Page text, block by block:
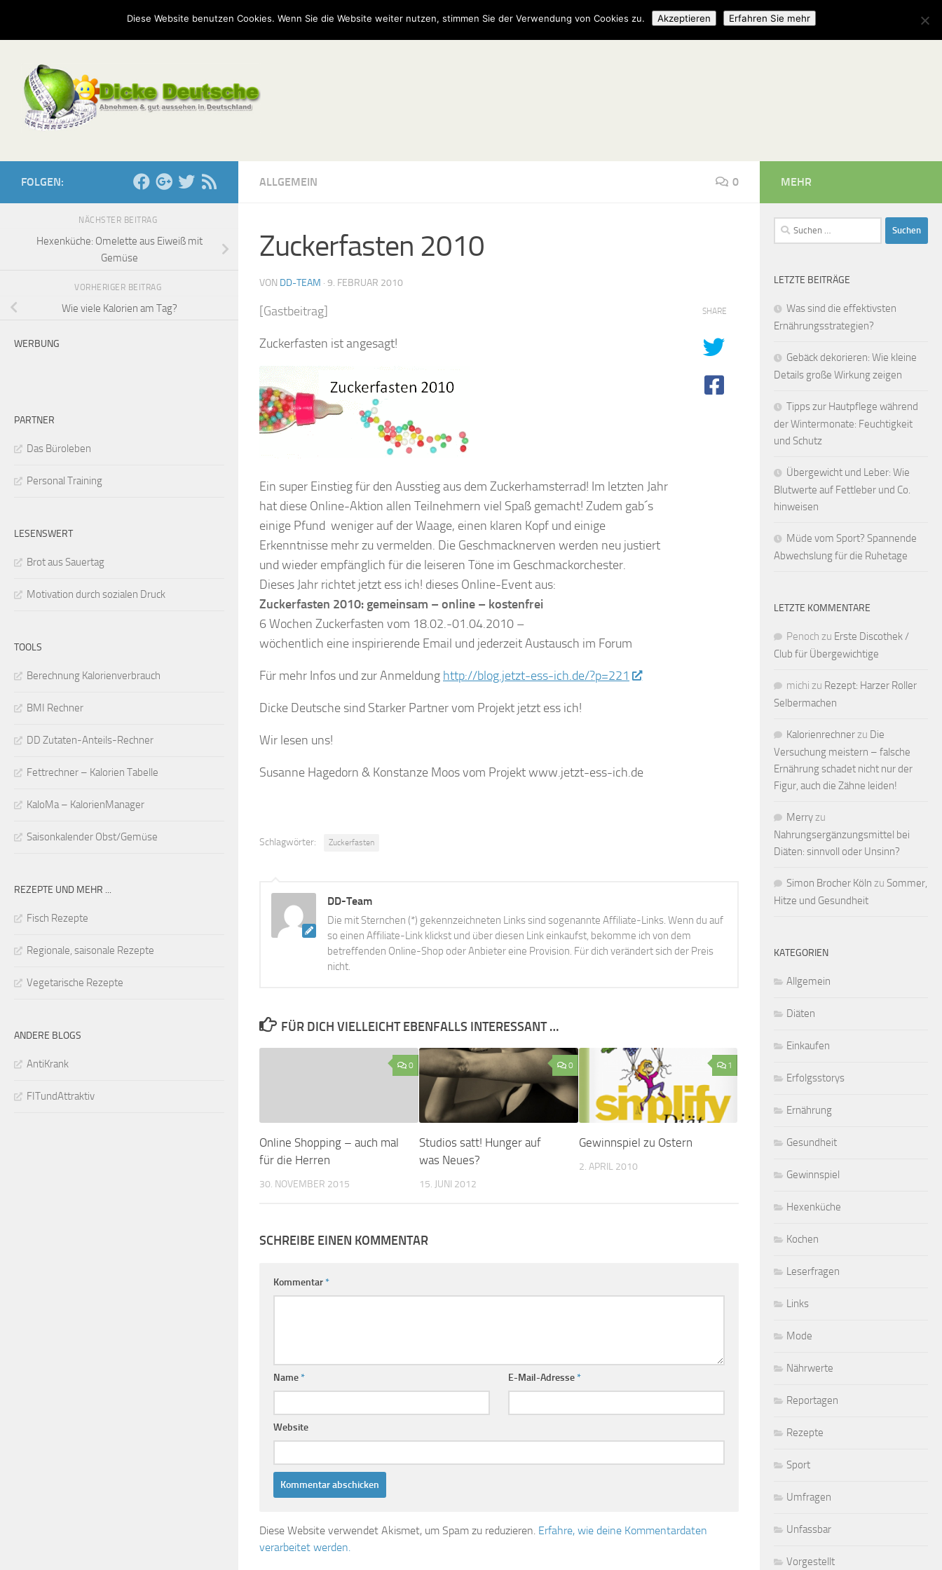
Kontakt Serien Umfragen
ALLGEMEIN 0
Zuckerfasten 2010
VON DD-TEAM · 9. FEBRUAR 2010
[Gastbeitrag]
Zuckerfasten ist angesagt!
Ein super Einstieg für den Ausstieg aus dem Zuckerhamsterrad! Im letzten Jahr
hat diese Online-Aktion allen Teilnehmern viel Spaß gemacht! Zudem gab´s
einige Pfund weniger auf der Waage, einen klaren Kopf und einige
Erkenntnisse mehr zu vermelden. Die Geschmacknerven werden neu justiert
und wieder empfänglich für die leiseren Töne im Geschmackorchester.
Dieses Jahr richtet jetzt ess ich! dieses Online-Event aus:
Zuckerfasten 2010: gemeinsam – online – kostenfrei
6 Wochen Zuckerfasten vom 18.02.-01.04.2010 –
wöchentlich eine inspirierende Email und jederzeit Austausch im Forum
Für mehr Infos und zur Anmeldung http://blog.jetzt-ess-ich.de/?p=221
Dicke Deutsche sind Starker Partner vom Projekt jetzt ess ich!
Wir lesen uns!
Susanne Hagedorn & Konstanze Moos vom Projekt www.jetzt-ess-ich.de
SHARE
Schlagwörter: Zuckerfasten
DD-Team
Die mit Sternchen (*) gekennzeichneten Links sind sogenannte Affiliate-Links. Wenn du auf
so einen Affiliate-Link klickst und über diesen Link einkaufst, bekomme ich von dem
betreffenden Online-Shop oder Anbieter eine Provision. Für dich verändert sich der Preis
nicht.
FÜR DICH VIELLEICHT EBENFALLS INTERESSANT …
0
Online Shopping – auch mal
für die Herren
30. NOVEMBER 2015
0
Studios satt! Hunger auf
was Neues?
15. JUNI 2012
1
Gewinnspiel zu Ostern
2. APRIL 2010
SCHREIBE EINEN KOMMENTAR
Kommentar*
Name* E-Mail-Adresse*
Website
Diese Website verwendet Akismet, um Spam zu reduzieren. Erfahre, wie deine Kommentardaten
verarbeitet werden.
FOLGEN:
NÄCHSTER BEITRAG
Hexenküche: Omelette aus Eiweiß mit
Gemüse
VORHERIGER BEITRAG
Wie viele Kalorien am Tag?
WERBUNG
PARTNER
Das Büroleben
Personal Training
LESENSWERT
Brot aus Sauertag
Motivation durch sozialen Druck
TOOLS
Berechnung Kalorienverbrauch
BMI Rechner
DD Zutaten-Anteils-Rechner
Fettrechner – Kalorien Tabelle
KaloMa – KalorienManager
Saisonkalender Obst/Gemüse
REZEPTE UND MEHR ...
Fisch Rezepte
Regionale, saisonale Rezepte
Vegetarische Rezepte
ANDERE BLOGS
AntiKrank
FITundAttraktiv
MEHR
Suchen
nach:
LETZTE BEITRÄGE
Was sind die effektivsten
Ernährungsstrategien?
Gebäck dekorieren: Wie kleine
Details große Wirkung zeigen
Tipps zur Hautpflege während
der Wintermonate: Feuchtigkeit
und Schutz
Übergewicht und Leber: Wie
Blutwerte auf Fettleber und Co.
hinweisen
Müde vom Sport? Spannende
Abwechslung für die Ruhetage
LETZTE KOMMENTARE
Penoch zu Erste Discothek /
Club für Übergewichtige
michi zu Rezept: Harzer Roller
Selbermachen
Kalorienrechnerzu Die
Versuchung meistern – falsche
Ernährung schadet nicht nur der
Figur, auch die Zähne leiden!
Merryzu
Nahrungsergänzungsmittel bei
Diäten: sinnvoll oder Unsinn?
Simon Brocher Köln zu Sommer,
Hitze und Gesundheit
KATEGORIEN
Allgemein
Diäten
Einkaufen
Erfolgsstorys
Ernährung
Gesundheit
Gewinnspiel
Hexenküche
Kochen
Leserfragen
Links
Mode
Nährwerte
Reportagen
Rezepte
Sport
Umfragen
Unfassbar
Vorgestellt
Diese Website benutzen Cookies. Wenn Sie die Website weiter nutzen, stimmen Sie der Verwendung von Cookies zu. Akzeptieren Erfahren Sie mehr